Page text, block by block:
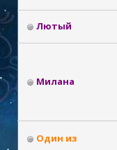
Лютый
Милана
Один из